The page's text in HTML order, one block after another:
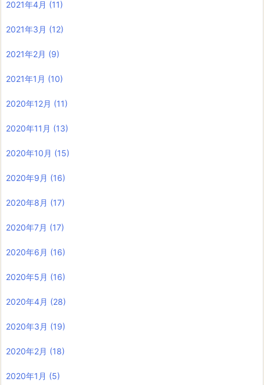
2021年4月 (11)
2021年3月 (12)
2021年2月 (9)
2021年1月 (10)
2020年12月 (11)
2020年11月 (13)
2020年10月 (15)
2020年9月 (16)
2020年8月 (17)
2020年7月 (17)
2020年6月 (16)
2020年5月 (16)
2020年4月 (28)
2020年3月 (19)
2020年2月 (18)
2020年1月 (5)